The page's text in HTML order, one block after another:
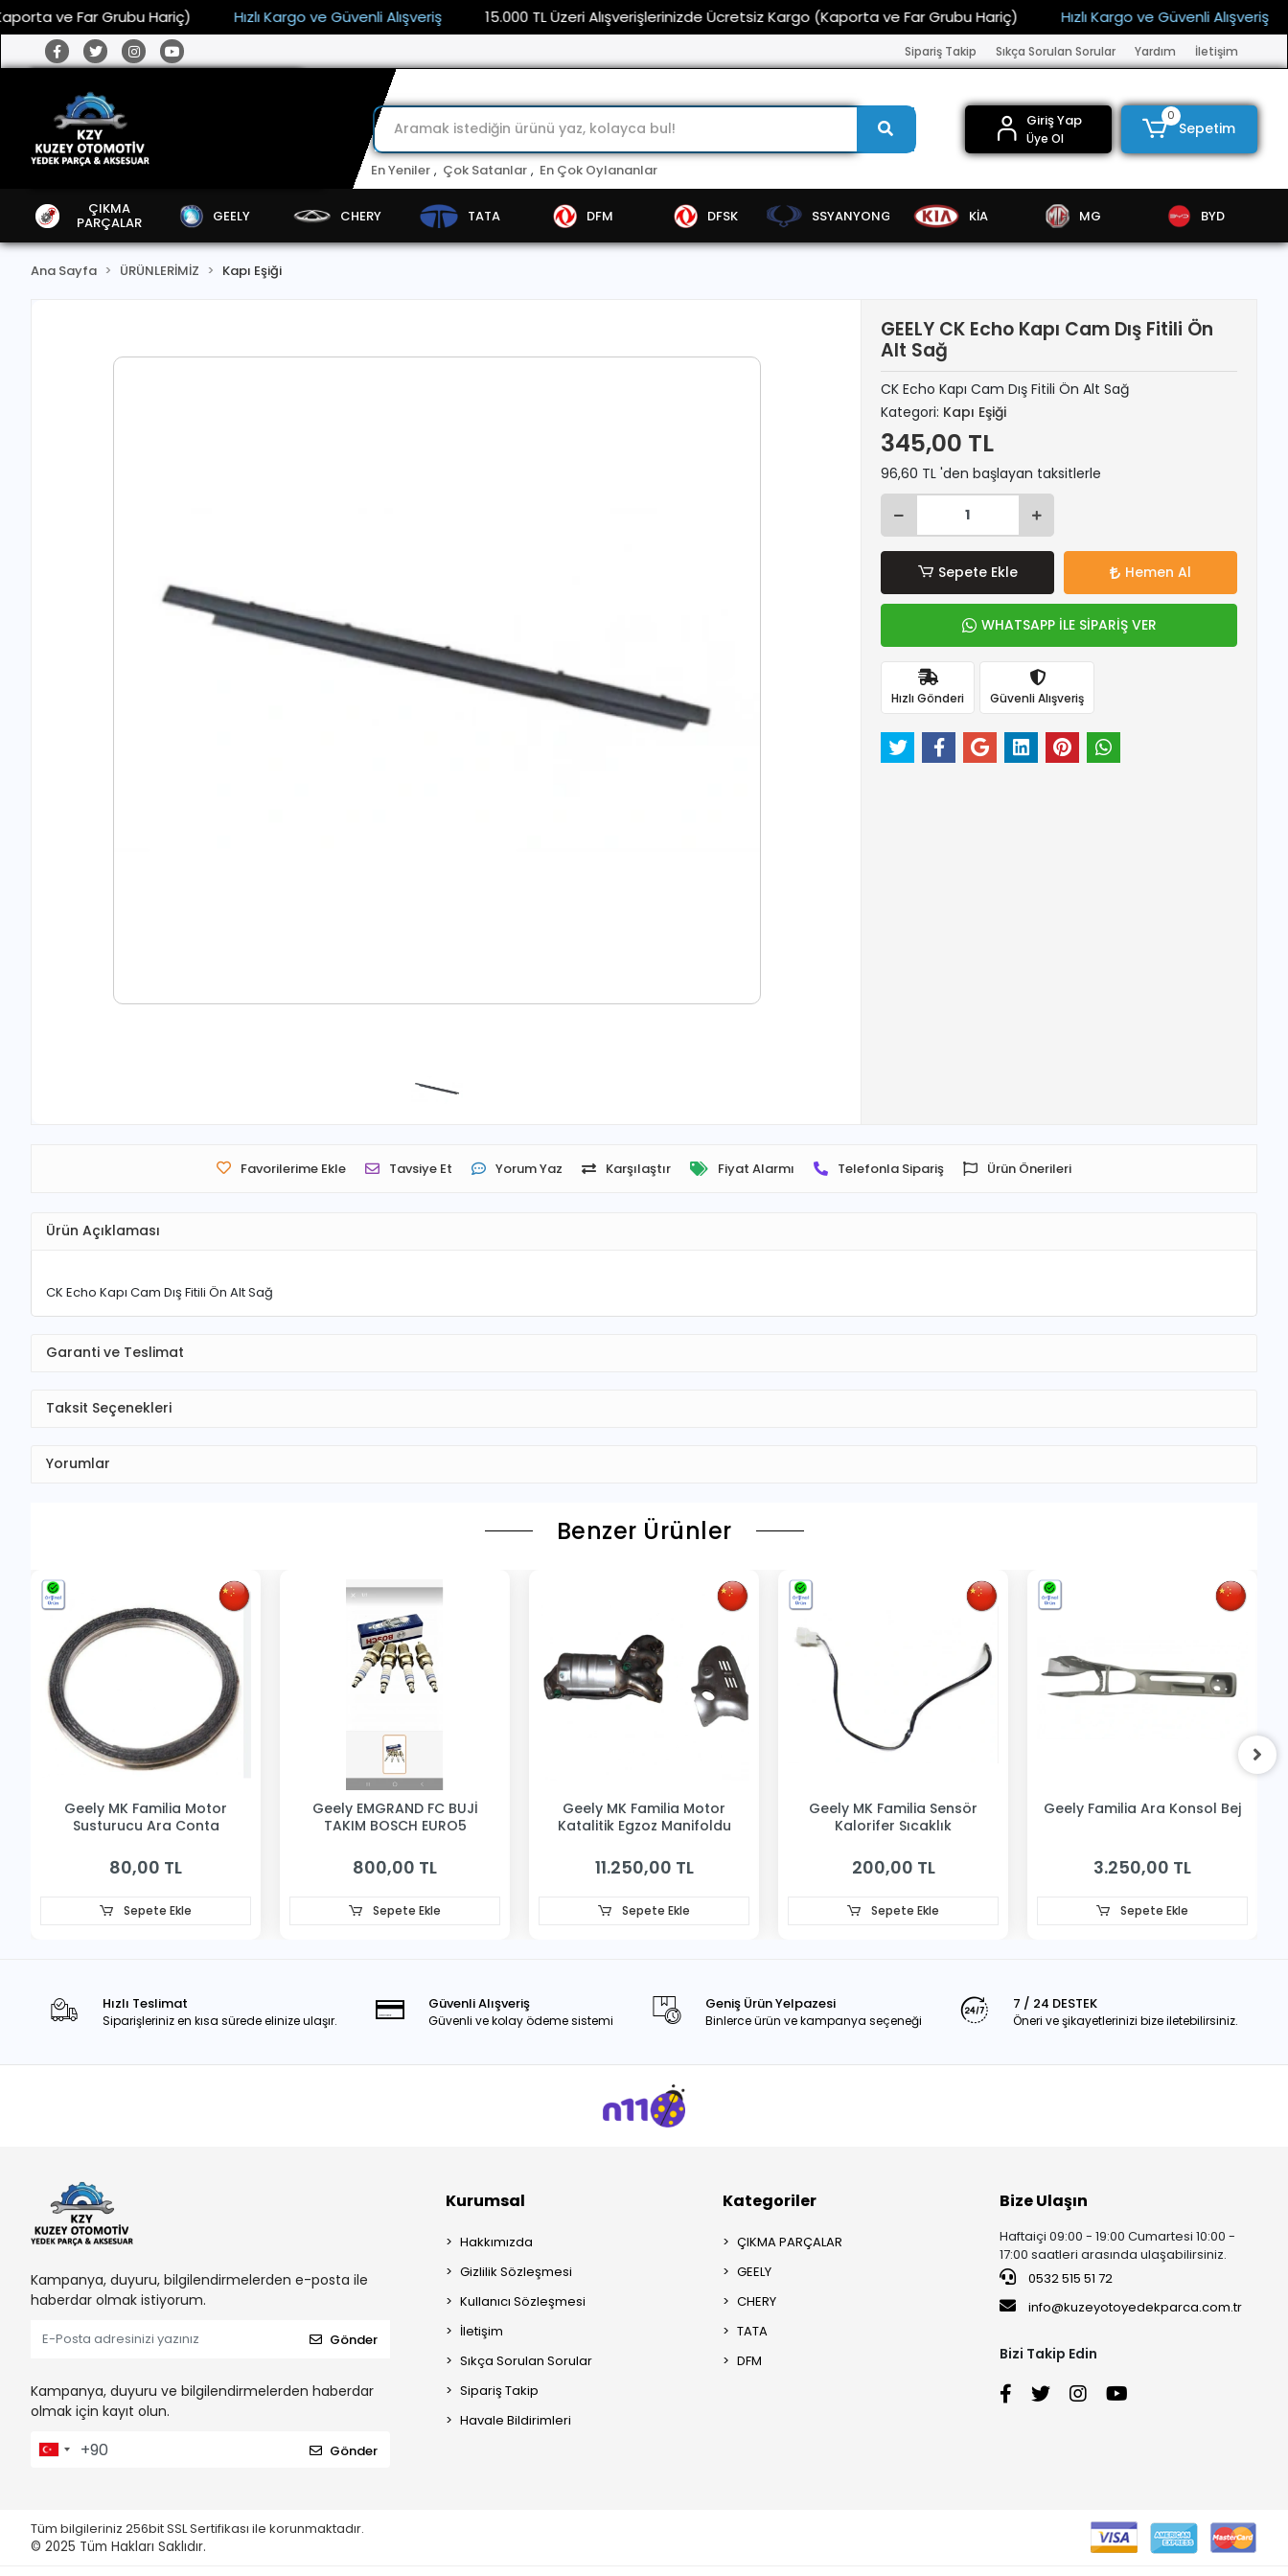
ve Far Grubu Hariç) Hızlı Kargo ve Güvenli Alışveriş 15.000 TL Üzeri Alışverişlerinizde Ücretsiz Kargo (Kaporta ve Far Grubu Hariç) Hızlı Kargo ve Güvenli Alışveriş
Sipariş Takip Sıkça Sorulan Sorular Yardım İletişim
En Yeniler , Çok Satanlar , En Çok Oylananlar
Giriş Yap
Üye Ol
0
Sepetim
ÇIKMA
PARÇALAR GEELY CHERY TATA DFM DFSK SSYANYONG KİA MG BYD
Ana Sayfa ÜRÜNLERİMİZ Kapı Eşiği
GEELY CK Echo Kapı Cam Dış Fitili Ön
Alt Sağ
CK Echo Kapı Cam Dış Fitili Ön Alt Sağ
Kategori: Kapı Eşiği
345,00 TL
96,60 TL 'den başlayan taksitlerle
Sepete Ekle Hemen Al
WHATSAPP İLE SİPARİŞ VER
Hızlı Gönderi Güvenli Alışveriş
Favorilerime Ekle Tavsiye Et Yorum Yaz Karşılaştır Fiyat Alarmı Telefonla Sipariş Ürün Önerileri
Ürün Açıklaması
CK Echo Kapı Cam Dış Fitili Ön Alt Sağ
Garanti ve Teslimat
Taksit Seçenekleri
Yorumlar
Benzer Ürünler
Geely MK Familia Motor
Susturucu Ara Conta
80,00 TL
Sepete Ekle
Geely EMGRAND FC BUJİ
TAKIM BOSCH EURO5
800,00 TL
Sepete Ekle
Geely MK Familia Motor
Katalitik Egzoz Manifoldu
11.250,00 TL
Sepete Ekle
Geely MK Familia Sensör
Kalorifer Sıcaklık
200,00 TL
Sepete Ekle
Geely Familia Ara Konsol Bej
3.250,00 TL
Sepete Ekle
Hızlı Teslimat
Siparişleriniz en kısa sürede elinize ulaşır.
Güvenli Alışveriş
Güvenli ve kolay ödeme sistemi
Geniş Ürün Yelpazesi
Binlerce ürün ve kampanya seçeneği
7 / 24 DESTEK
Öneri ve şikayetlerinizi bize iletebilirsiniz.
Kampanya, duyuru, bilgilendirmelerden e-posta ile
haberdar olmak istiyorum.
Gönder
Kampanya, duyuru ve bilgilendirmelerden haberdar
olmak için kayıt olun.
Gönder
Kurumsal
Hakkımızda
Gizlilik Sözleşmesi
Kullanıcı Sözleşmesi
İletişim
Sıkça Sorulan Sorular
Sipariş Takip
Havale Bildirimleri
Kategoriler
ÇIKMA PARÇALAR
GEELY
CHERY
TATA
DFM
Bize Ulaşın
Haftaiçi 09:00 - 19:00 Cumartesi 10:00 -
17:00 saatleri arasında ulaşabilirsiniz.
0532 515 51 72
info@kuzeyotoyedekparca.com.tr
Bizi Takip Edin
Tüm bilgileriniz 256bit SSL Sertifikası ile korunmaktadır.
© 2025 Tüm Hakları Saklıdır.